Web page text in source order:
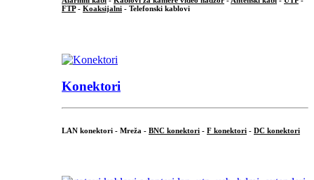
FTP- Koaksijalni - Telefonski kablovi
Konektori
LAN konektori - Mreža - BNC konektori - F konektori - DC konektori